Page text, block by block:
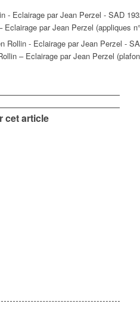
Eclairage par Jean Perzel (appliques
– Eclairage par Jean Perzel
cet article